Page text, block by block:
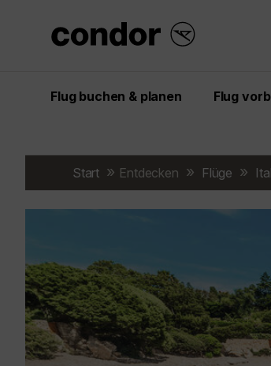
Flug buchen & planen Flug
Start Entdecken Flüge